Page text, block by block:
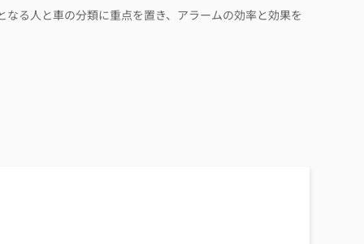
る人と車の分類に重点を置き、アラームの効率と効果を